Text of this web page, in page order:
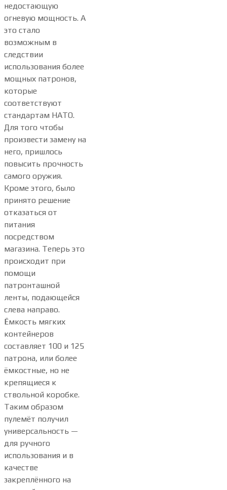
недостающую
огневую мощность. А
это стало
возможным в
следствии
использования более
мощных патронов,
которые
соответствуют
стандартам НАТО.
Для того чтобы
произвести замену на
него, пришлось
повысить прочность
самого оружия.
Кроме этого, было
принято решение
отказаться от
питания
посредством
магазина. Теперь это
происходит при
помощи
патронташной
ленты, подающейся
слева направо.
Ёмкость мягких
контейнеров
составляет 100 и 125
патрона, или более
ёмкостные, но не
крепящиеся к
ствольной коробке.
Таким образом
пулемёт получил
универсальность —
для ручного
использования и в
качестве
закреплённого на